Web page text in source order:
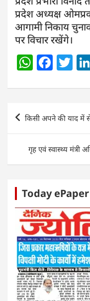
प्रदेश अध्यक्ष
आगामी निकाय
पर विचार रखेंगे।
W
at
s
A
p
p
F
c
e
b
o
o
T
itt
er
Post
navigation
किसी अपने की याद में
गृह एवं स्वास्थ्य मंत्री
Today ePaper